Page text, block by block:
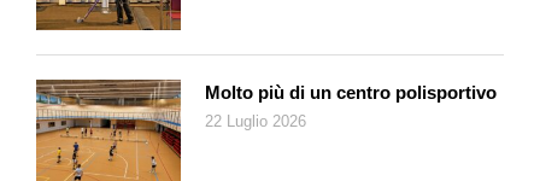
Molto più di un centro polisportivo
22 Luglio 2026